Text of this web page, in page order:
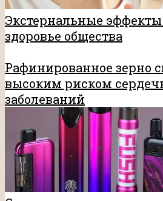
Экстернальные
здоровье общества
Рафинированное зерно
высоким риском
заболеваний